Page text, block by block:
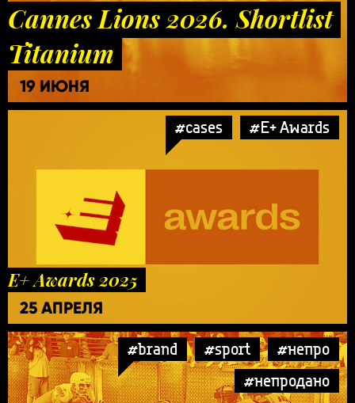
Cannes Lions 2026. Shortlist
Titanium
19 ИЮНЯ
#cases #E+ Awards
E+ Awards 2025
25 АПРЕЛЯ
#brand #sport
#непро
#непродано